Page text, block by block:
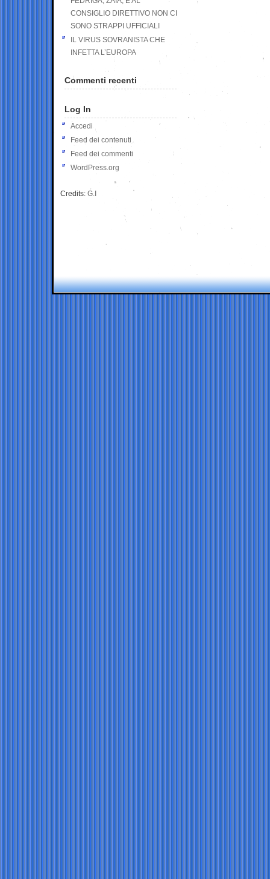
CONSIGLIO DIRETTIVO NON CI
SONO STRAPPI UFFICIALI
IL VIRUS SOVRANISTA CHE
INFETTA L’EUROPA
Commenti recenti
Log In
Accedi
Feed dei contenuti
Feed dei commenti
WordPress.org
Credits: G.I